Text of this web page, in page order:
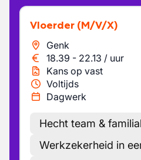
Vloerder (M/V/X)
Genk
18.39 - 22.13 / uur
Kans op vast
Voltijds
Dagwerk
Hecht team &
Werkzekerheid in